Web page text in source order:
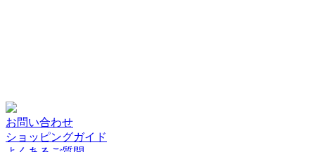
お問い合わせ
ショッピングガイド